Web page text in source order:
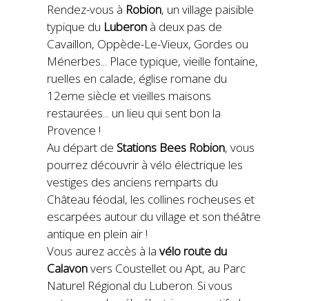
Rendez-vous à Robion, un village paisible
typique du Luberon à deux pas de
Cavaillon, Oppède-Le-Vieux, Gordes ou
Ménerbes... Place typique, vieille fontaine,
ruelles en calade, église romane du
12eme siècle et vieilles maisons
restaurées... un lieu qui sent bon la
Provence !
Au départ de Stations Bees Robion, vous
pourrez découvrir à vélo électrique les
vestiges des anciens remparts du
Château féodal, les collines rocheuses et
escarpées autour du village et son théâtre
antique en plein air !
Vous aurez accès à la vélo route du
Calavonvers Coustellet ou Apt, au Parc
Naturel Régional du Luberon. Si vous